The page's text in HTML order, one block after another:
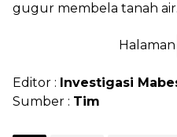
gugur membela tanah air.
Halaman
Editor : Investigasi
Sumber : Tim